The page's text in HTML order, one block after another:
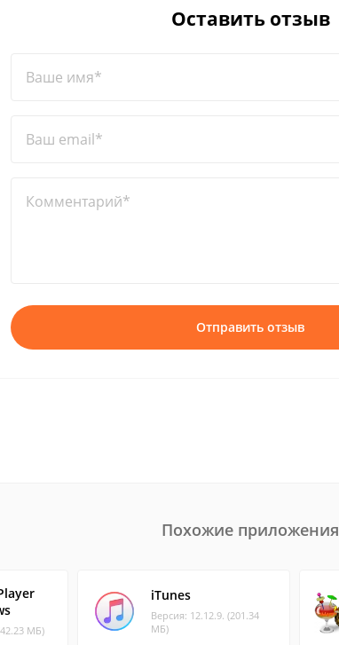
Оставить отзыв
Ваше имя*
Ваш email*
Комментарий*
Отправить отзыв
Похожие приложения
МБ)
iTunes
Версия: 12.12.9. (201.34
МБ)